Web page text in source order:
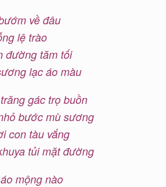
về đâu
lệ trào
đường tăm tối
lạc áo màu
gác trọ buồn
bước mù sương
con tàu vắng
tủi mặt đường
mộng nào